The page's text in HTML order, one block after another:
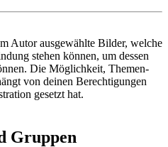
Autor ausgewählte Bilder, welche
stehen können, um dessen
Die Möglichkeit, Themen-
von deinen Berechtigungen
gesetzt hat.
Gruppen